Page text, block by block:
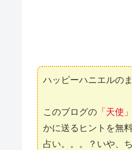
ハッピーハニエルの
このブログの 「天使」
かに送るヒントを無
占い。。。？いや、